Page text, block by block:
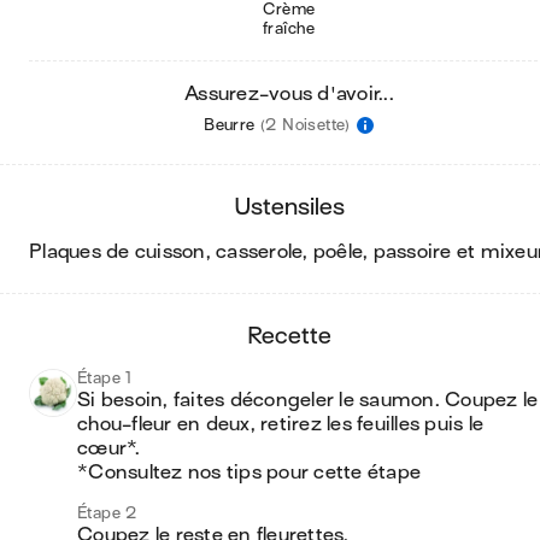
Crème
fraîche
Assurez-vous d'avoir...
Beurre (2 Noisette)
ustensiles
plaques de cuisson, casserole, poêle, passoire et
recette
Étape 1
Si besoin, faites décongeler le saumon. Coupez le
chou-fleur en deux, retirez les feuilles puis le
cœur*.
*Consultez nos tips pour cette étape
Étape 2
Coupez le reste en fleurettes.